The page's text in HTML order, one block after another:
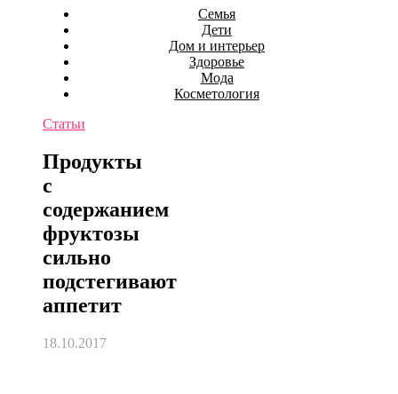
Семья
Дети
Дом и интерьер
Здоровье
Мода
Косметология
Статьи
Продукты
с
содержанием
фруктозы
сильно
подстегивают
аппетит
18.10.2017